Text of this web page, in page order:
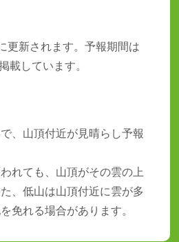
更新されます。予報期間は
載しています。
、山頂付近が見晴らし予報
れても、山頂がその雲の上
、低山は山頂付近に雲が多
免れる場合があります。